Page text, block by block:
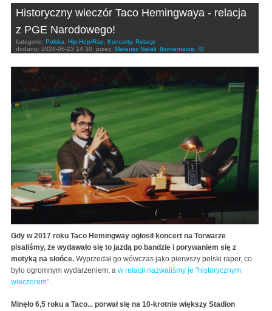
Historyczny wieczór Taco Hemingwaya - relacja
z PGE Narodowego!
kategorie: Polska, Hip-Hop/Rap, Koncerty, Relacje
dodano: 2024-06-23 14:30 przez: Mateusz Natali (komentarze: 4)
Gdy w 2017 roku Taco Hemingway ogłosił koncert na Torwarze
pisaliśmy, że wydawało się to jazdą po bandzie i porywaniem się z
motyką na słońce. Wyprzedał go wówczas jako pierwszy polski raper, co
było ogromnym wydarzeniem, a w relacji nazwaliśmy je "historycznym
wieczorem".
Minęło 6,5 roku a Taco... porwał się na 10-krotnie większy Stadion